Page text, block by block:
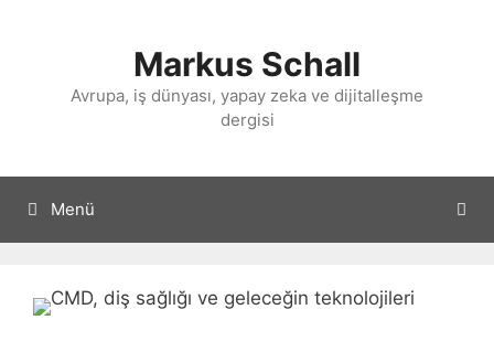
Markus Schall
Avrupa, iş dünyası, yapay zeka ve dijitalleşme
dergisi
Menü